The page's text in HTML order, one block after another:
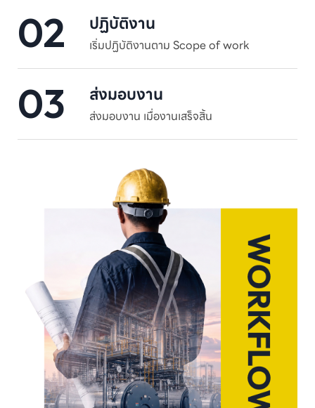
02 ปฏิบัติงาน
เริ่มปฏิบัติงานตาม Scope of work
03 ส่งมอบงาน
ส่งมอบงาน เมื่องานเสร็จสิ้น